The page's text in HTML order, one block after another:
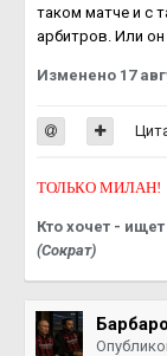
таком матче и с
арбитров. Или
Изменено 17
ТОЛЬКО МИЛАН!
Кто хочет -
(Сократ)